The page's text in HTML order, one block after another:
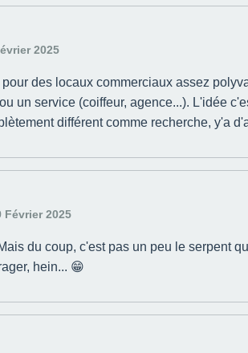
2025
des locaux commerciaux assez
un service (coiffeur, agence...). L'idée
différent comme recherche, y'a
Février 2025
du coup, c'est pas un peu le serpent
hein... 😁